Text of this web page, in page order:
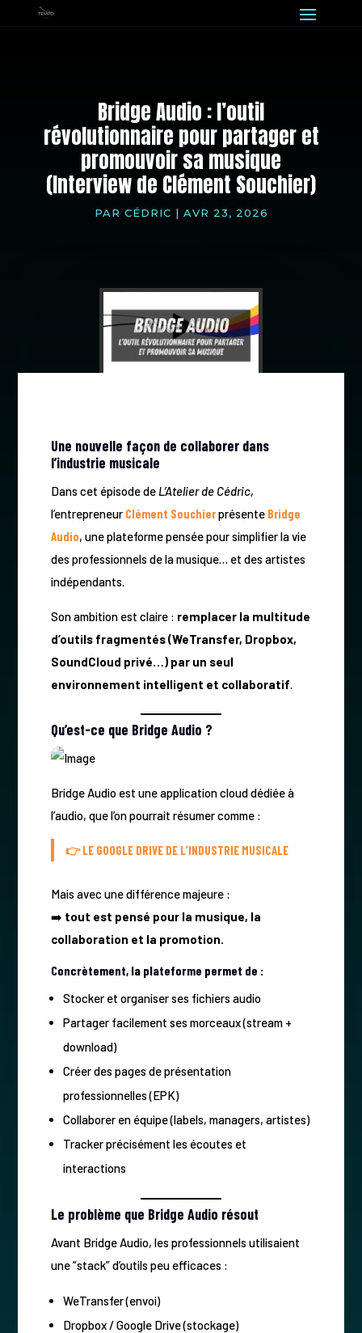
Bridge Audio : l’outil
révolutionnaire pour partager et
promouvoir sa musique
(Interview de Clément Souchier)
PAR CÉDRIC | AVR 23, 2026
Une nouvelle façon de collaborer dans
l’industrie musicale
Dans cet épisode de L’Atelier de Cédric,
l’entrepreneur Clément Souchierprésente Bridge
Audio, une plateforme pensée pour simplifier la vie
des professionnels de la musique… et des artistes
indépendants.
Son ambition est claire : remplacer la multitude
d’outils fragmentés (WeTransfer, Dropbox,
SoundCloud privé…) par un seul
environnement intelligent et collaboratif.
Qu’est-ce que Bridge Audio ?
Bridge Audio est une application cloud dédiée à
l’audio, que l’on pourrait résumer comme :
👉LE GOOGLE DRIVE DE L’INDUSTRIE MUSICALE
Mais avec une différence majeure :
➡️ tout est pensé pour la musique, la
collaboration et la promotion.
Concrètement, la plateforme permet de :
Stocker et organiser ses fichiers audio
Partager facilement ses morceaux (stream +
download)
Créer des pages de présentation
professionnelles (EPK)
Collaborer en équipe (labels, managers, artistes)
Tracker précisément les écoutes et
interactions
Le problème que Bridge Audio résout
Avant Bridge Audio, les professionnels utilisaient
une “stack” d’outils peu efficaces :
WeTransfer (envoi)
Dropbox / Google Drive (stockage)